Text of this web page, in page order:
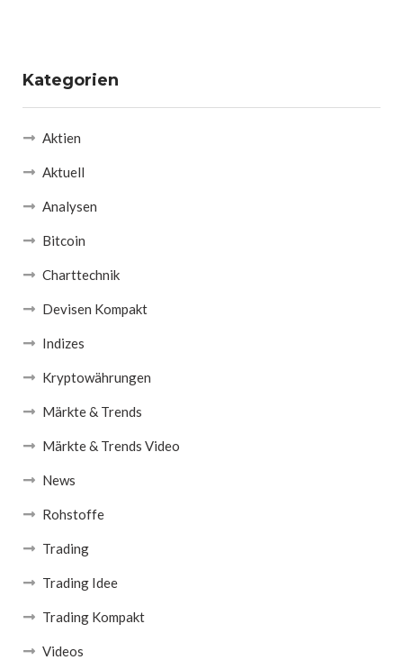
Kategorien
Aktien
Aktuell
Analysen
Bitcoin
Charttechnik
Devisen Kompakt
Indizes
Kryptowährungen
Märkte & Trends
Märkte & Trends Video
News
Rohstoffe
Trading
Trading Idee
Trading Kompakt
Videos